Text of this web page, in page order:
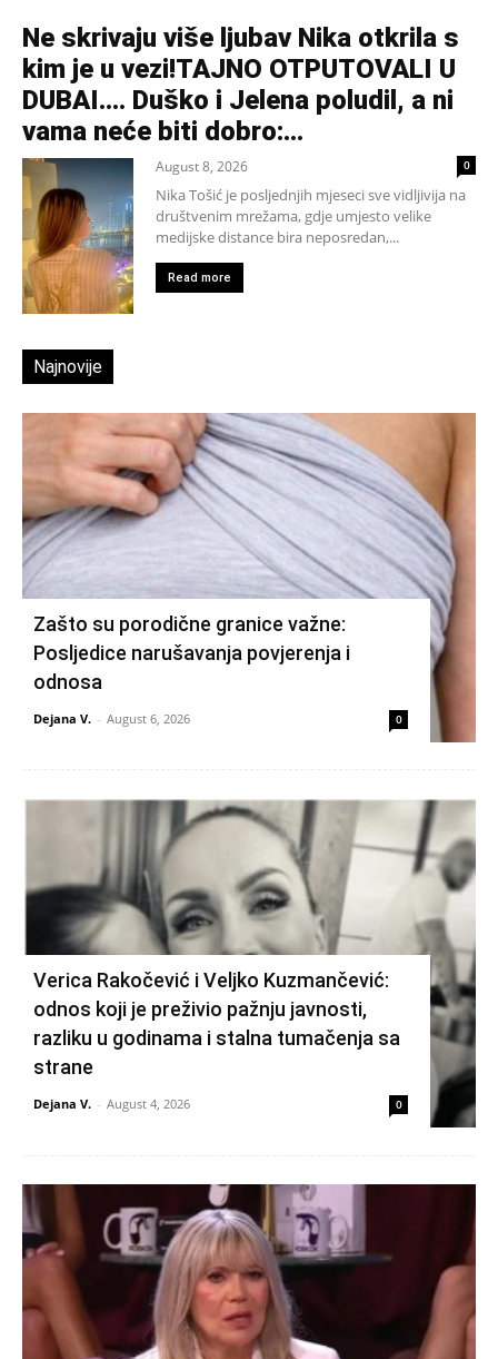
Ne skrivaju više ljubav Nika otkrila s
kim je u vezi!TAJNO OTPUTOVALI U
DUBAI…. Duško i Jelena poludil, a ni
vama neće biti dobro:...
August 8, 2026 0
Nika Tošić je posljednjih mjeseci sve vidljivija na
društvenim mrežama, gdje umjesto velike
medijske distance bira neposredan,...
Read more
Najnovije
Zašto su porodične granice važne:
Posljedice narušavanja povjerenja i
odnosa
Dejana V. - August 6, 2026 0
Verica Rakočević i Veljko Kuzmančević:
odnos koji je preživio pažnju javnosti,
razliku u godinama i stalna tumačenja sa
strane
Dejana V. - August 4, 2026 0